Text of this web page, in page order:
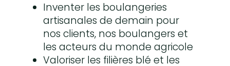
Inventer les boulangeries
artisanales de demain pour
nos clients, nos boulangers et
les acteurs du monde agricole
Valoriser les filières blé et les